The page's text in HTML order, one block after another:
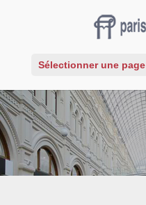
Sélectionner une page